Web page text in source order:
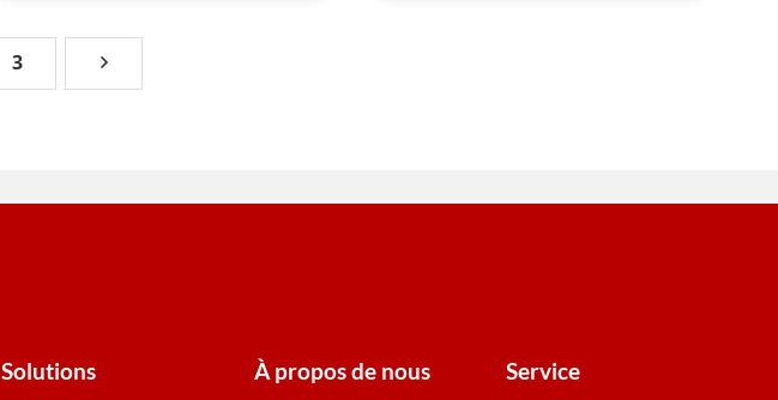
3
Solutions À propos de nous Service